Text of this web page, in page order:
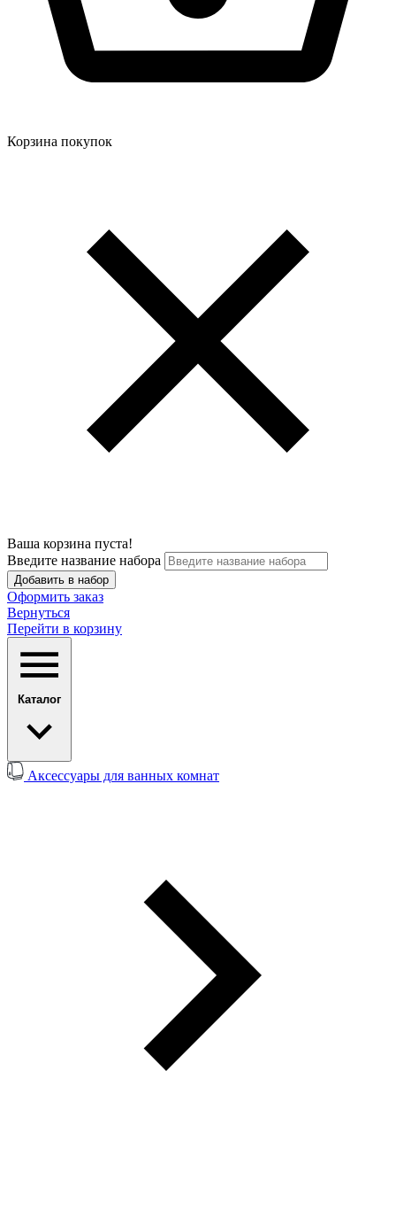
Корзина покупок
Ваша корзина пуста!
Введите название набора
Добавить в набор
Оформить заказ
Вернуться
Перейти в корзину
Каталог
Аксессуары для ванных комнат